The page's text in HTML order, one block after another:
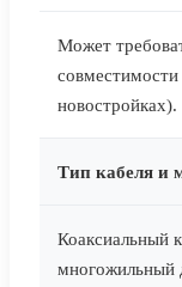
Может
новостройках).
Тип кабеля и
Коаксиальный
многожильный